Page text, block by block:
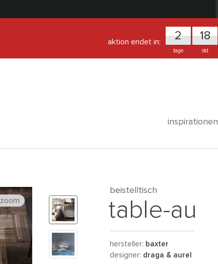
aktion endet in: 2
tage
18
std
inspirationen
zoom
beistelltisch
table-au
hersteller: baxter
designer: draga & aurel